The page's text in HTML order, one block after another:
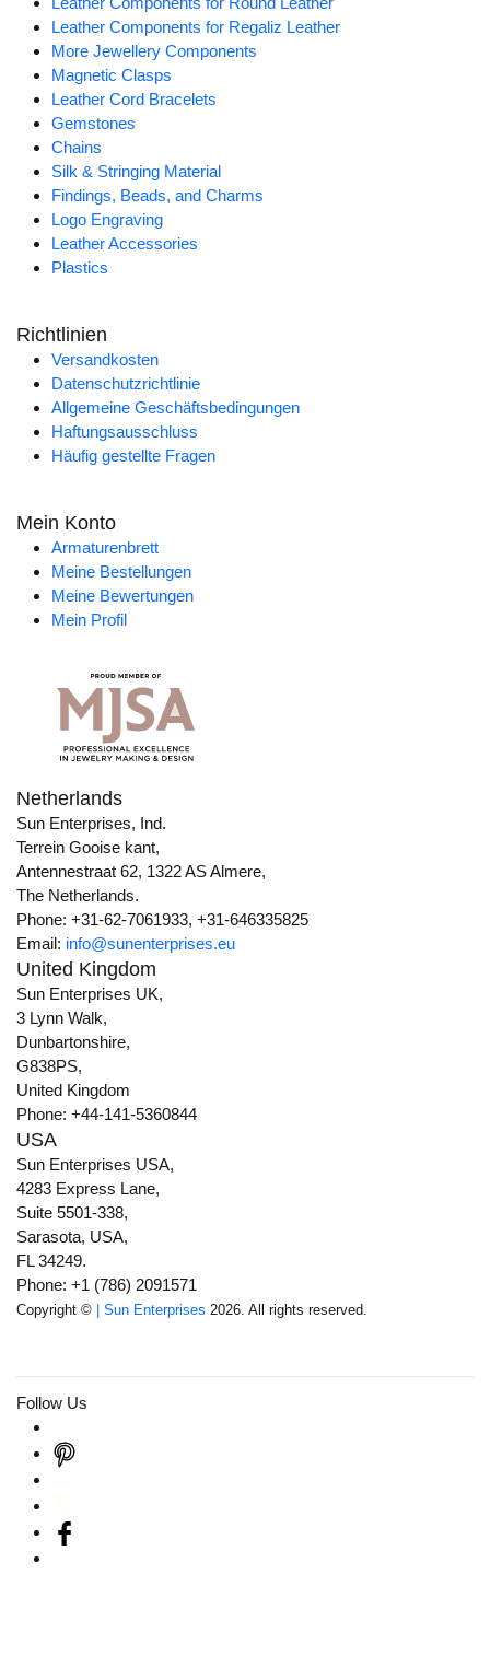
Leather Components for Regaliz Leather
More Jewellery Components
Magnetic Clasps
Leather Cord Bracelets
Gemstones
Chains
Silk & Stringing Material
Findings, Beads, and Charms
Logo Engraving
Leather Accessories
Plastics
Richtlinien
Versandkosten
Datenschutzrichtlinie
Allgemeine Geschäftsbedingungen
Haftungsausschluss
Häufig gestellte Fragen
Mein Konto
Armaturenbrett
Meine Bestellungen
Meine Bewertungen
Mein Profil
Netherlands
Sun Enterprises, Ind.
Terrein Gooise kant,
Antennestraat 62, 1322 AS Almere,
The Netherlands.
Phone: +31-62-7061933, +31-646335825
Email: info@sunenterprises.eu
United Kingdom
Sun Enterprises UK,
3 Lynn Walk,
Dunbartonshire,
G838PS,
United Kingdom
Phone: +44-141-5360844
USA
Sun Enterprises USA,
4283 Express Lane,
Suite 5501-338,
Sarasota, USA,
FL 34249.
Phone: +1 (786) 2091571
Copyright © | Sun Enterprises 2026. All rights reserved.
Follow Us